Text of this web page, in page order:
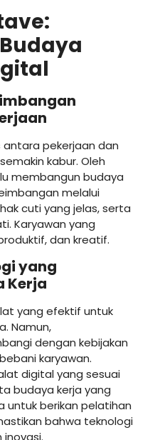
pekerjaan dan
kabur. Oleh
membangun budaya
melalui
cuti yang jelas, serta
Karyawan yang
dan kreatif.
yang
Kerja
yang efektif untuk
Namun,
dengan kebijakan
karyawan.
digital yang sesuai
budaya kerja yang
untuk berikan pelatihan
bahwa teknologi